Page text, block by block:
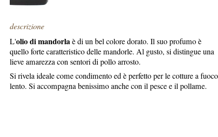
descrizione
L'olio di mandorlaè di un bel colore dorato. Il suo profumo è
quello forte caratteristico delle mandorle. Al gusto, si distingue una
lieve amarezza con sentori di pollo arrosto.
Si rivela ideale come condimento ed è perfetto per le cotture a fuoco
lento. Si accompagna benissimo anche con il pesce e il pollame.